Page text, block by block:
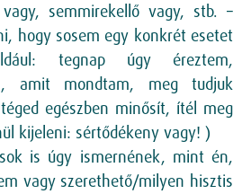
semmirekellő vagy, stb. –
hogy sosem egy konkrét esetet
tegnap úgy éreztem,
amit mondtam, meg tudjuk
egészben minősít, ítél meg
kijeleni: sértődékeny vagy! )
is úgy ismernének, mint én,
vagy szerethető/milyen hisztis